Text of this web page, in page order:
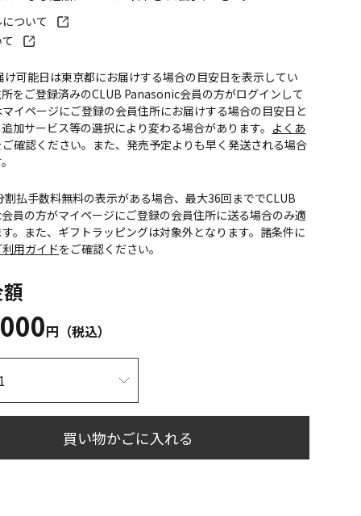
ついて
可能日は東京都にお届けする場合の目安日を表示してい
をご登録済みのCLUB Panasonic会員の方がログインして
イページにご登録の会員住所にお届けする場合の目安日と
加サービス等の選択により変わる場合があります。 よくあ
ご確認ください。また、発売予定よりも早く発送される場合
割払手数料無料の表示がある場合、最大36回まででCLUB
員の方がマイページにご登録の会員住所に送る場合のみ適
。また、ギフトラッピングは対象外となります。諸条件に
利用ガイドをご確認ください。
円（税込）
買い物かごに入れる